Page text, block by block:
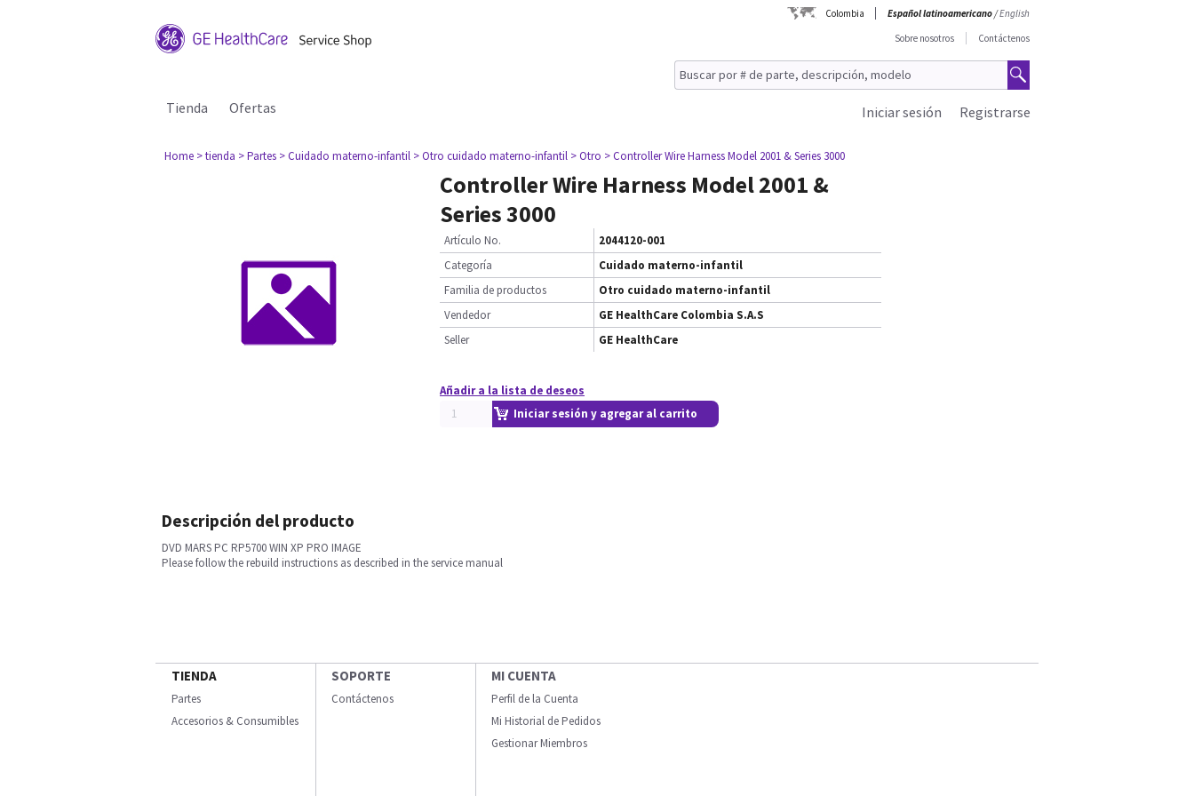
Colombia Español latinoamericano/English
Sobre nosotros
Contáctenos
Tienda Ofertas Registrarse
Iniciar sesión
Home > tienda > Partes > Cuidado materno-infantil > Otro cuidado materno-infantil > Otro > Controller Wire Harness Model 2001 & Series 3000
Controller Wire Harness Model 2001 &
Series 3000
Artículo No.
2044120-001
Categoría
Cuidado materno-infantil
Familia de productos
Otro cuidado materno-infantil
Vendedor
GE HealthCare Colombia S.A.S
Seller
GE HealthCare
Añadir a la lista de deseos
Iniciar sesión y agregar al carrito
Descripción del producto
DVD MARS PC RP5700 WIN XP PRO IMAGE
Please follow the rebuild instructions as described in the service manual
TIENDA
Partes
Accesorios & Consumibles
SOPORTE
Contáctenos
MI CUENTA
Perfil de la Cuenta
Mi Historial de Pedidos
Gestionar Miembros